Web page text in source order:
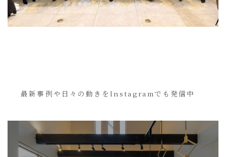
最新事例や日々の動きをInstagramでも発信中